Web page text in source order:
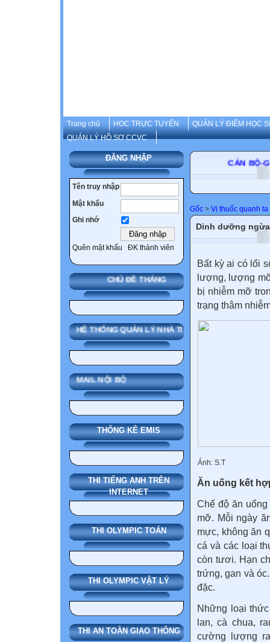
Trang chủ HOC TRỰC TUYẾN
QUẢN LÝ ĐIỂM HỌC
QUẢN LÝ HỒ SƠ CCVC
ĐĂNG NHẬP
Tên truy nhập
Mật khẩu
Ghi nhớ
Quên mật khẩu ĐK thành viên
CHỦ ĐỀ THÁNG
SMAS HỆ THỐNG QUẢN LÝ NHÀ TRƯỜNG
MAIL NỘI BỘ
THỐNG KÊ EMIS
THI TIẾNG ANH TRÊN
INTERNET
THI OLYMPIC TOÁN
THI OLYMPIC VẬT LÝ
THI AN TOÀN GIAO THÔNG
CÁN BỘ-
Gốc > Vị thuốc quanh ta
Dinh dưỡng
Bất kỳ ai có lối
lượng, lượng
bị nhiễm mỡ
trạng thâm
Ảnh: S.T
Ăn uống kết
Chế độ ăn
mỡ. Mỗi ngày
mực, không ăn
cá và các loại
còn tươi. Hạn
trứng, gan và
đặc.
Những loại
lan, cà chua,
cường lượng